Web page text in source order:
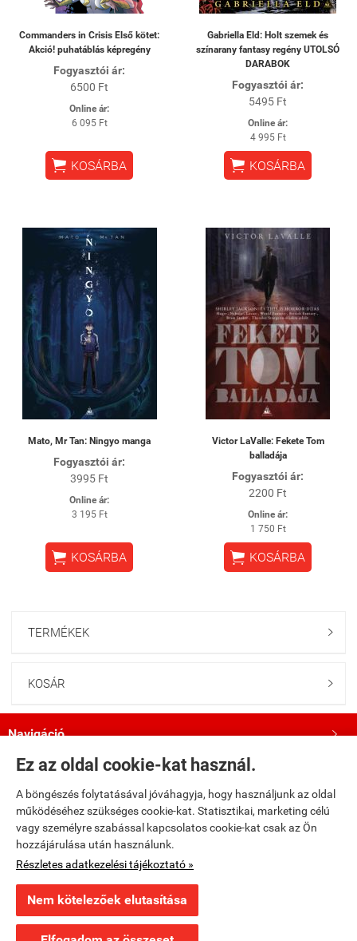
Ez az oldal cookie-kat használ.
A böngészés folytatásával jóváhagyja, hogy használjunk az oldal
működéséhez szükséges cookie-kat. Statisztikai, marketing célú
vagy személyre szabással kapcsolatos cookie-kat csak az Ön
hozzájárulása után használunk.
Részletes adatkezelési tájékoztató »
Nem kötelezőek elutasítása
Commanders in Crisis Első kötet:
Akció! puhatáblás képregény
Fogyasztói ár:
6500 Ft
Online ár:
6 095 Ft
 KOSÁRBA
Gabriella Eld: Holt szemek és
színarany fantasy regény UTOLSÓ
DARABOK
Fogyasztói ár:
5495 Ft
Online ár:
4 995 Ft
 KOSÁRBA
Mato, Mr Tan: Ningyo manga
Fogyasztói ár:
3995 Ft
Online ár:
3 195 Ft
 KOSÁRBA
Victor LaValle: Fekete Tom
balladája
Fogyasztói ár:
2200 Ft
Online ár:
1 750 Ft
 KOSÁRBA
TERMÉKEK 
KOSÁR 
Navigáció 
Saját fiók
Bemutatkozás
Kövess minket a Facebookon!
Ajánlott termék
R. J. Barker: Az orgyilkosok vére (A megsebzett birodalom-
trilógia II.) puhat...